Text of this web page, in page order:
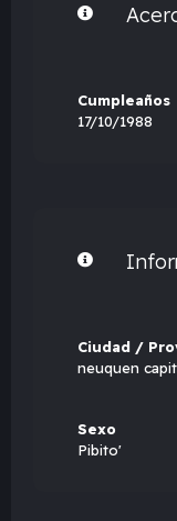
Cumpleaños
17/10/1988
Ciudad /
neuquen
Sexo
Pibito'